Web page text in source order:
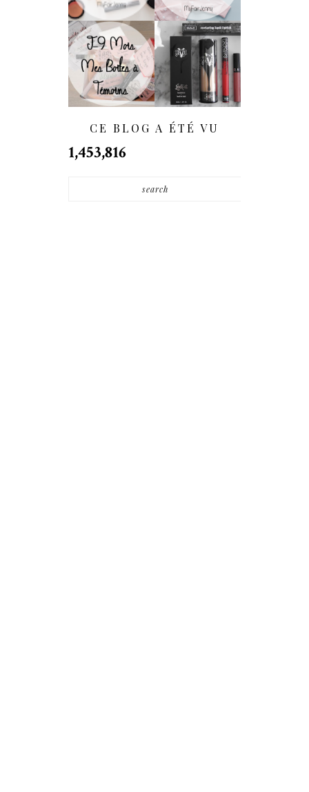
[WEDDING] J-9
Mois | DIY : Nos
Boîtes À Témoins
- (BestMan Box)
[Haul] Quand Kat
Von D. Débarque
En France...
CE BLOG A ÉTÉ VU
1,453,816